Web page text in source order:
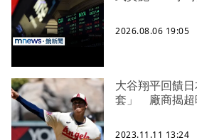
2026.08.06 19:05
大谷翔平回饋
套」 廠商揭超
2023.11.11 13:24